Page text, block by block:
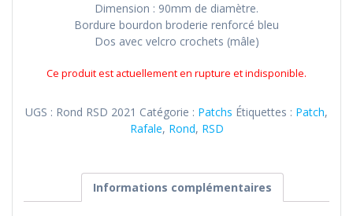
Dimension : 90mm de diamètre.
Bordure bourdon broderie renforcé bleu
Dos avec velcro crochets (mâle)
Ce produit est actuellement en rupture et indisponible.
UGS : Rond RSD 2021 Catégorie : Patchs Étiquettes : Patch,
Rafale, Rond, RSD
Informations complémentaires